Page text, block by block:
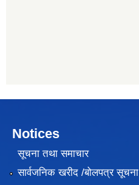
Notices
सूचना तथा समाचार
सार्वजनिक खरीद /बोलपत्र सूचना